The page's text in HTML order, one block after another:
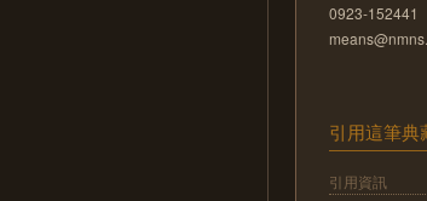
0923-152441
引用這筆
引用資訊